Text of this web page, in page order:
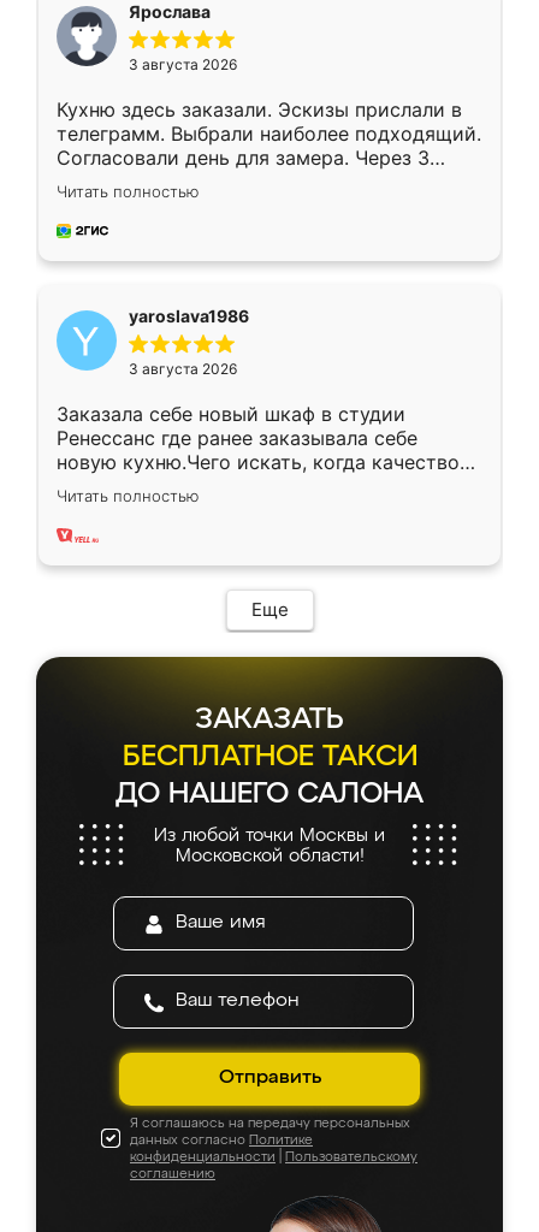
Ярослава
3 августа 2026
Кухню здесь заказали. Эскизы прислали в
телеграмм. Выбрали наиболее подходящий.
Согласовали день для замера. Через 3
недели кухня была уже готова. Остались
довольны работой. Спасибо Ренессанс
мебель за качественную работу!
Читать полностью
yaroslava1986
3 августа 2026
Заказала себе новый шкаф в студии
Ренессанс где ранее заказывала себе
новую кухню.Чего искать, когда качеством
вполне довольна. Служит кухня уже почти
два года, нареканий нет.
Читать полностью
Еще
ЗАКАЗАТЬ
БЕСПЛАТНОЕ ТАКСИ
ДО НАШЕГО САЛОНА
Из любой точки Москвы и
Московской области!
Отправить
Я соглашаюсь на передачу персональных
данных согласно Политике
конфиденциальности
Пользовательскому
соглашению